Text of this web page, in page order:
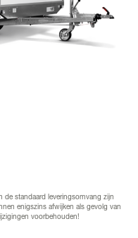
de standaard leveringsomvang zijn
enigszins afwijken als gevolg van
voorbehouden!